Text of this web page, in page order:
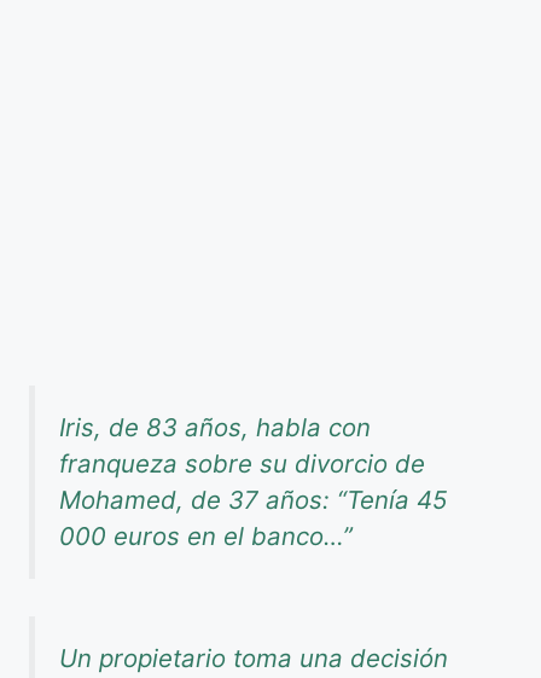
Iris, de 83 años, habla con
franqueza sobre su divorcio de
Mohamed, de 37 años: “Tenía 45
000 euros en el banco…”
Un propietario toma una decisión